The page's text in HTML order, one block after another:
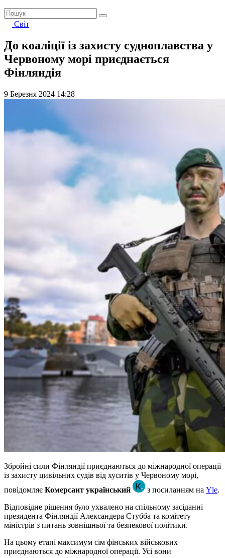
Світ
До коаліції із захисту судноплавства у
Червоному морі приєднається
Фінляндія
9 Березня 2024 14:28
Збройні сили Фінляндії приєднаються до міжнародної операції
із захисту цивільних судів від хуситів у Червоному морі,
повідомляє Комерсант український з посиланням на Yle.
Відповідне рішення було ухвалено на спільному засіданні
президента Фінляндії Александера Стубба та комітету
міністрів з питань зовнішньої та безпекової політики.
На цьому етапі максимум сім фінських військових
приєднаються до міжнародної операції. Усі вони